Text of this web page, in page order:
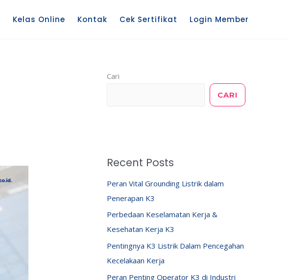
Kelas Online Kontak Cek Sertifikat Login Member
Cari
CARI
Recent Posts
Peran Vital Grounding Listrik dalam
Penerapan K3
Perbedaan Keselamatan Kerja &
Kesehatan Kerja K3
Pentingnya K3 Listrik Dalam Pencegahan
Kecelakaan Kerja
Peran Penting Operator K3 di Industri